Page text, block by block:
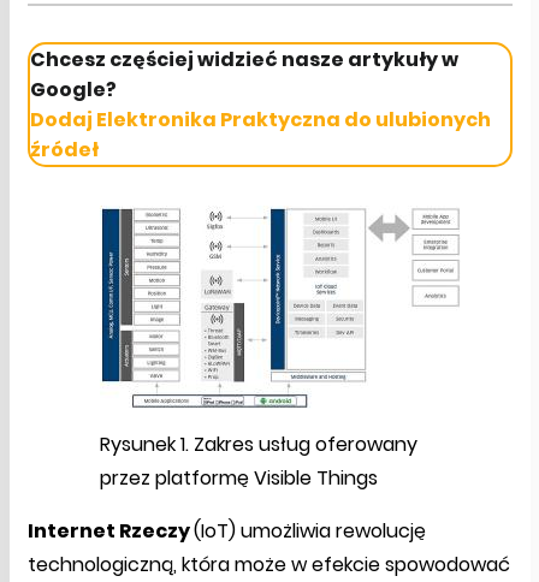
Chcesz częściej widzieć nasze artykuły w
Google?
Dodaj Elektronika Praktyczna do ulubionych
źródeł
Rysunek 1. Zakres usług oferowany
przez platformę Visible Things
Internet Rzeczy(IoT) umożliwia rewolucję
technologiczną, która może w efekcie spowodować